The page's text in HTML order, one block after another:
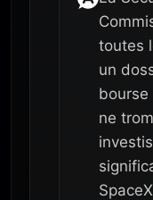
toutes
un
bourse
ne